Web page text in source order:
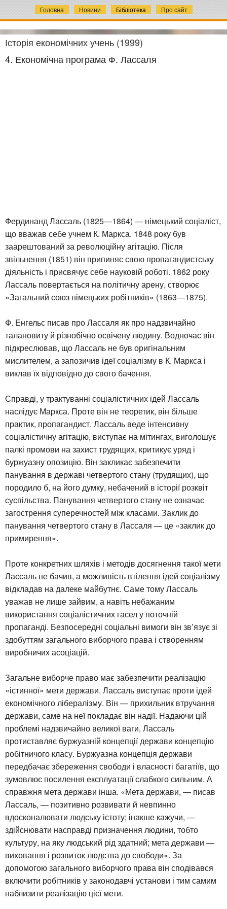
Головна Новини Бібліотека Про сайт
Історія економічних учень (1999)
4. Економічна програма Ф. Лассаля
Фердинанд Лассаль (1825—1864) — німецький соціаліст,
що вважав себе учнем К. Маркса. 1848 року був
заарештований за революційну агітацію. Після
звільнення (1851) він припиняє свою пропагандистську
діяльність і присвячує себе науковій роботі. 1862 року
Лассаль повертається на політичну арену, створює
«Загальний союз німецьких робітників» (1863—1875).
Ф. Енгельс писав про Лассаля як про надзвичайно
талановиту й різнобічно освічену людину. Водночас він
підкреслював, що Лассаль не був оригінальним
мислителем, а запозичив ідеї соціалізму в К. Маркса і
виклав їх відповідно до свого бачення.
Справді, у трактуванні соціалістичних ідей Лассаль
наслідує Маркса. Проте він не теоретик, він більше
практик, пропагандист. Лассаль веде інтенсивну
соціалістичну агітацію, виступає на мітингах, виголошує
палкі промови на захист трудящих, критикує уряд і
буржуазну опозицію. Він закликає забезпечити
панування в державі четвертого стану (трудящих), що
породило б, на його думку, небачений в історії розквіт
суспільства. Панування четвертого стану не означає
загострення суперечностей між класами. Заклик до
панування четвертого стану в Лассаля — це «заклик до
примирення».
Проте конкретних шляхів і методів досягнення такої мети
Лассаль не бачив, а можливість втілення ідей соціалізму
відкладав на далеке майбутнє. Саме тому Лассаль
уважав не лише зайвим, а навіть небажаним
використання соціалістичних гасел у поточній
пропаганді. Безпосередні соціальні вимоги він зв’язує зі
здобуттям загального виборчого права і створенням
виробничих асоціацій.
Загальне виборче право має забезпечити реалізацію
«істинної» мети держави. Лассаль виступає проти ідей
економічного лібералізму. Він — прихильник втручання
держави, саме на неї покладає він надії. Надаючи цій
проблемі надзвичайно великої ваги, Лассаль
протиставляє буржуазній концепції держави концепцію
робітничого класу. Буржуазна концепція держави
передбачає збереження свободи і власності багатіїв, що
зумовлює посилення експлуатації слабкого сильним. А
справжня мета держави інша. «Мета держави, — писав
Лассаль, — позитивно розвивати й невпинно
вдосконалювати людську істоту; інакше кажучи, —
здійснювати насправді призначення людини, тобто
культуру, на яку людський рід здатний; мета держави —
виховання і розвиток людства до свободи». За
допомогою загального виборчого права він сподівався
включити робітників у законодавчі установи і тим самим
наблизити реалізацію цієї мети.